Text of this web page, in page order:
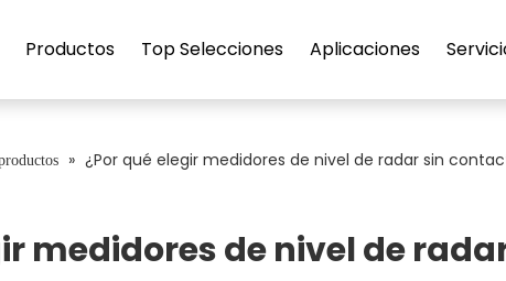
Productos Top Selecciones Aplicaciones
» ¿Por qué elegir medidores de nivel de radar sin
medidores de nivel de